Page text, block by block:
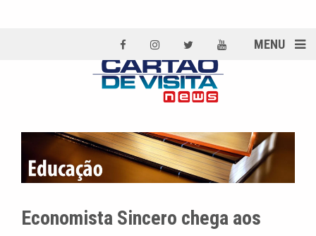
MENU
Economista Sincero chega aos